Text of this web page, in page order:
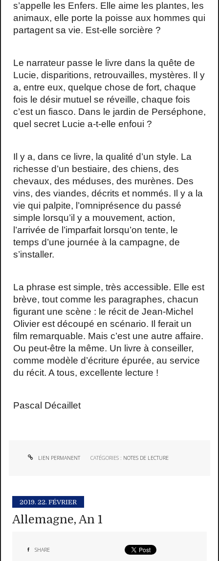
s’appelle les Enfers. Elle aime les plantes, les
animaux, elle porte la poisse aux hommes qui
partagent sa vie. Est-elle sorcière ?
Le narrateur passe le livre dans la quête de
Lucie, disparitions, retrouvailles, mystères. Il y
a, entre eux, quelque chose de fort, chaque
fois le désir mutuel se réveille, chaque fois
c’est un fiasco. Dans le jardin de Perséphone,
quel secret Lucie a-t-elle enfoui ?
Il y a, dans ce livre, la qualité d’un style. La
richesse d’un bestiaire, des chiens, des
chevaux, des méduses, des murènes. Des
vins, des viandes, décrits et nommés. Il y a la
vie qui palpite, l’omniprésence du passé
simple lorsqu’il y a mouvement, action,
l’arrivée de l’imparfait lorsqu’on tente, le
temps d’une journée à la campagne, de
s’installer.
La phrase est simple, très accessible. Elle est
brève, tout comme les paragraphes, chacun
figurant une scène : le récit de Jean-Michel
Olivier est découpé en scénario. Il ferait un
film remarquable. Mais c’est une autre affaire.
Ou peut-être la même. Un livre à conseiller,
comme modèle d’écriture épurée, au service
du récit. A tous, excellente lecture !
Pascal Décaillet
LIEN PERMANENT CATÉGORIES : NOTES DE LECTURE
2019. 22. FÉVRIER
Allemagne, An 1
SHARE